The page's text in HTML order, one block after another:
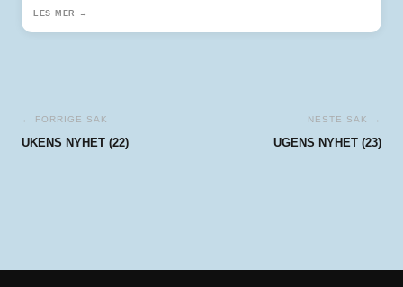
LES MER →
← FORRIGE SAK
UKENS NYHET (22)
NESTE SAK →
UGENS NYHET (23)